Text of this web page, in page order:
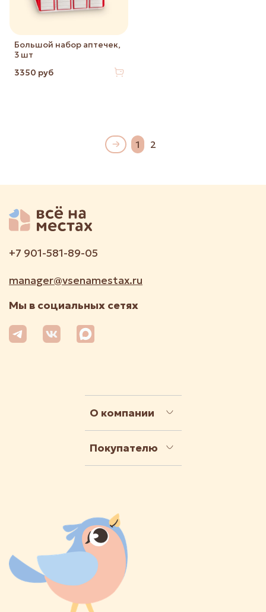
Большой набор аптечек,
3 шт
3350 руб
1 2
О компании
Покупателю
+7 901-581-89-05
manager@vsenamestax.ru
Мы в социальных сетях